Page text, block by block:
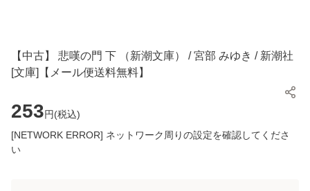
【中古】 悲嘆の門 下 （新潮文庫） / 宮部 みゆき / 新潮社
[文庫]【メール便送料無料】
253円(税込)
[NETWORK ERROR] ネットワーク周りの設定を確認してくださ
い